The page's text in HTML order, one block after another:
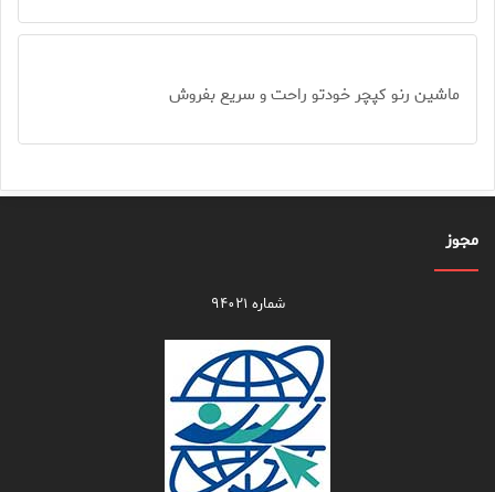
ماشین رنو کپچر خودتو راحت و سریع بفروش
مجوز
شماره ۹۴۰۲۱